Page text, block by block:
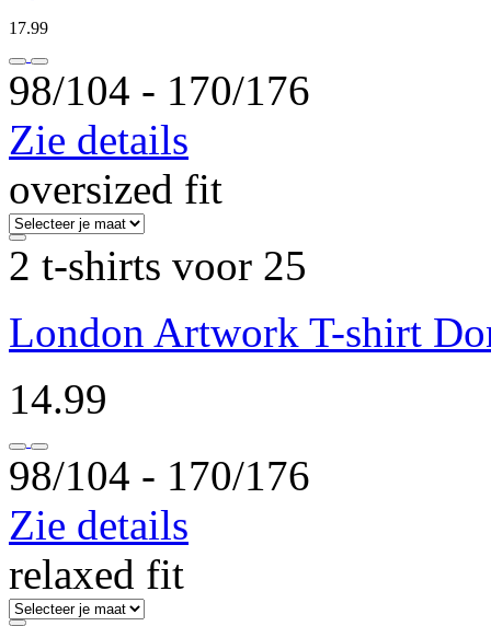
17.99
98/104 ‐ 170/176
Zie details
oversized fit
2 t-shirts voor 25
London Artwork T-shirt
14.99
98/104 ‐ 170/176
Zie details
relaxed fit